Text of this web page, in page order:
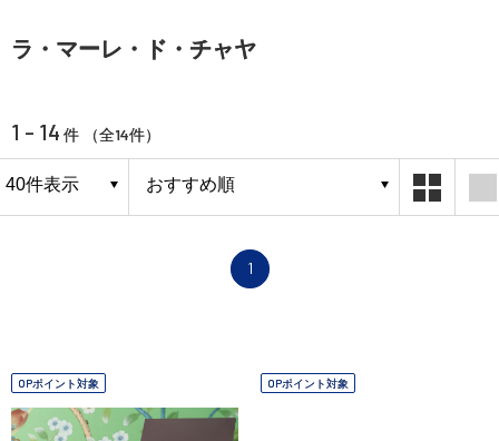
ラ・マーレ・ド・チャヤ
1 - 14 件 （全14件）
1
OPポイント対象 OPポイント対象